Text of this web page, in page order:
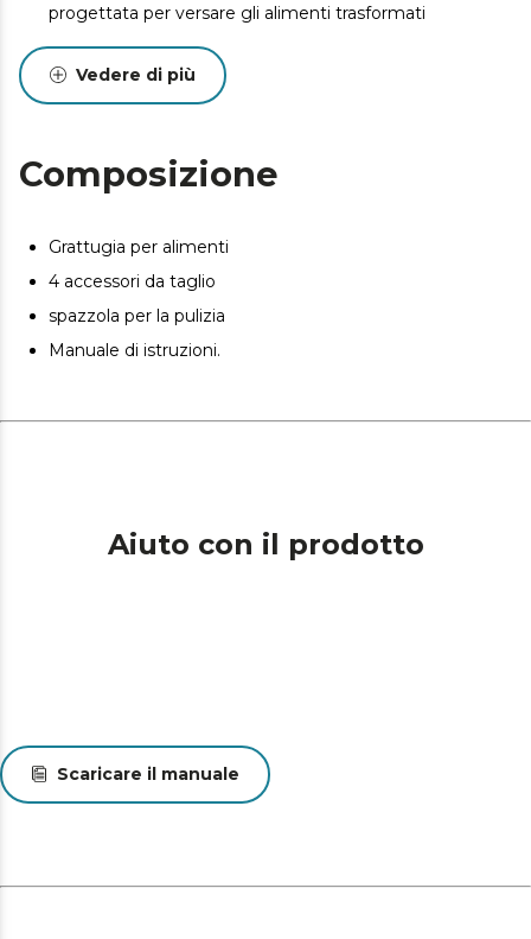
progettata per versare gli alimenti trasformati
passaggi intermedi nella preparazione.
Robot da cucina elettrico per tagliare e grattugiare.
aumentando l'efficienza nella preparazione degli
ingredienti crudi.
Vedere di più
Composizione
Grattugia per alimenti
4 accessori da taglio
spazzola per la pulizia
Manuale di istruzioni.
Aiuto con il prodotto
Scaricare il manuale